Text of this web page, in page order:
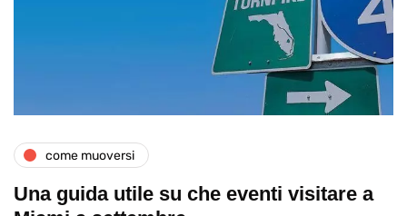
come muoversi
Una guida utile su che eventi visitare a